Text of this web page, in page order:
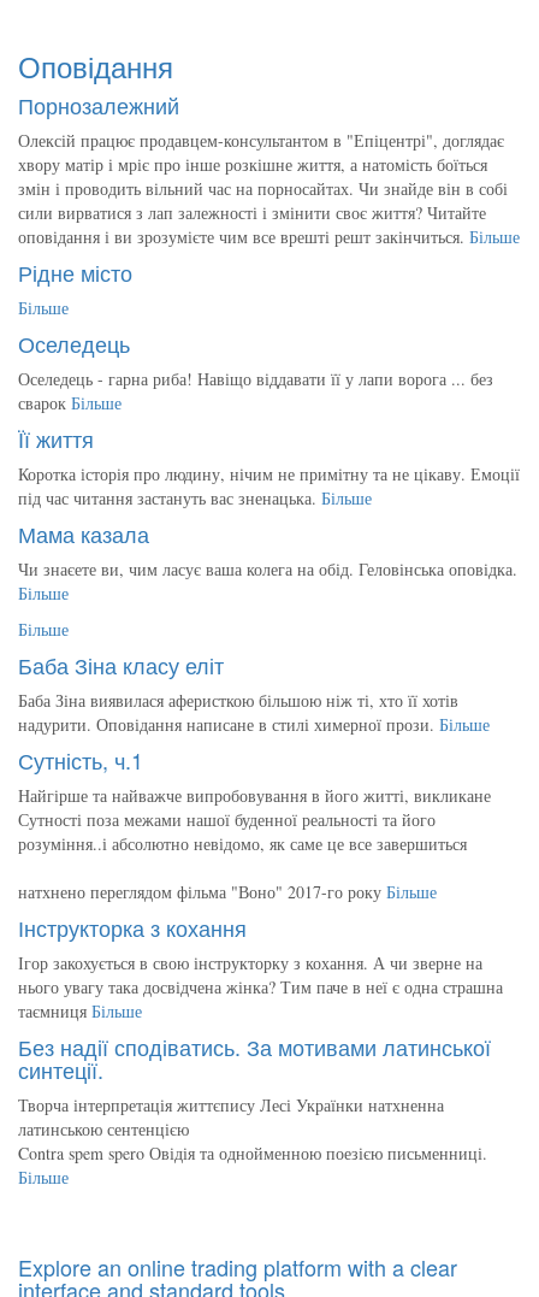
Оповідання
Порнозалежний
Олексій працює продавцем-консультантом в "Епіцентрі", доглядає
хвору матір і мріє про інше розкішне життя, а натомість боїться
змін і проводить вільний час на порносайтах. Чи знайде він в собі
сили вирватися з лап залежності і змінити своє життя? Читайте
оповідання і ви зрозумієте чим все врешті решт закінчиться. Більше
Рідне місто
Більше
Оселедець
Оселедець - гарна риба! Навіщо віддавати її у лапи ворога ... без
сварок Більше
Її життя
Коротка історія про людину, нічим не примітну та не цікаву. Емоції
під час читання застануть вас зненацька. Більше
Мама казала
Чи знаєете ви, чим ласує ваша колега на обід. Геловінська оповідка.
Більше
Більше
Баба Зіна класу еліт
Баба Зіна виявилася аферисткою більшою ніж ті, хто її хотів
надурити. Оповідання написане в стилі химерної прози. Більше
Сутність, ч.1
Найгірше та найважче випробовування в його житті, викликане
Сутності поза межами нашої буденної реальності та його
розуміння..і абсолютно невідомо, як саме це все завершиться
натхнено переглядом фільма "Воно" 2017-го року Більше
Інструкторка з кохання
Ігор закохується в свою інструкторку з кохання. А чи зверне на
нього увагу така досвідчена жінка? Тим паче в неї є одна страшна
таємниця Більше
Без надії сподіватись. За мотивами латинської
синтеції.
Творча інтерпретація життєпису Лесі Українки натхненна
латинською сентенцією
Contra spem spero Овідія та однойменною поезією письменниці.
Більше
Explore an online trading platform with a clear
interface and standard tools.